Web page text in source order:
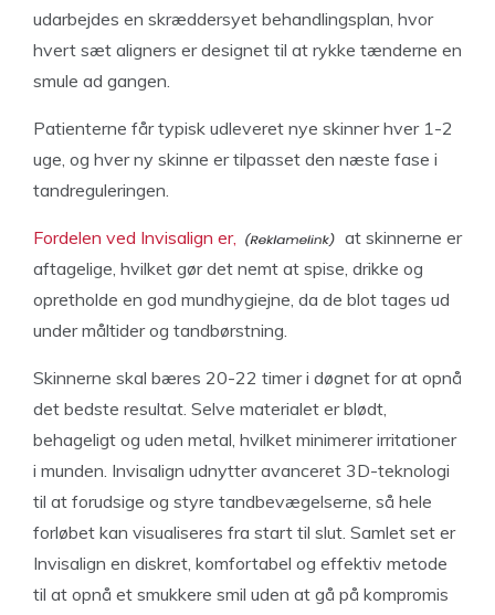
udarbejdes en skræddersyet behandlingsplan, hvor
hvert sæt aligners er designet til at rykke tænderne en
smule ad gangen.
Patienterne får typisk udleveret nye skinner hver 1-2
uge, og hver ny skinne er tilpasset den næste fase i
tandreguleringen.
Fordelen ved Invisalign er,
at skinnerne er
aftagelige, hvilket gør det nemt at spise, drikke og
opretholde en god mundhygiejne, da de blot tages ud
under måltider og tandbørstning.
Skinnerne skal bæres 20-22 timer i døgnet for at opnå
det bedste resultat. Selve materialet er blødt,
behageligt og uden metal, hvilket minimerer irritationer
i munden. Invisalign udnytter avanceret 3D-teknologi
til at forudsige og styre tandbevægelserne, så hele
forløbet kan visualiseres fra start til slut. Samlet set er
Invisalign en diskret, komfortabel og effektiv metode
til at opnå et smukkere smil uden at gå på kompromis